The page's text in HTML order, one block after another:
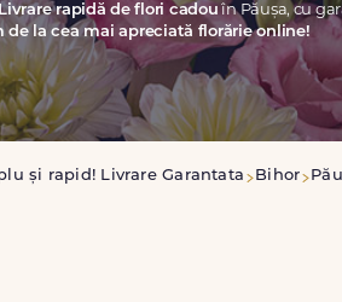
rapidă de flori cadou în Păușa, cu
de la cea mai apreciată florărie online!
și rapid! Livrare Garantata Bihor